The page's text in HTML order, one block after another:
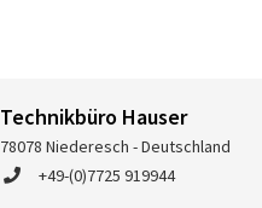
Technikbüro Hauser
78078 Niederesch - Deutschland
+49-(0)7725 919944